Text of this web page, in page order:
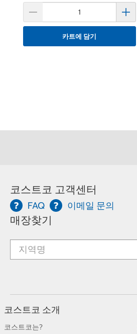
카트에 담기
코스트코 고객센터
FAQ 이메일 문의
매장찾기
코스트코 소개
코스트코는?